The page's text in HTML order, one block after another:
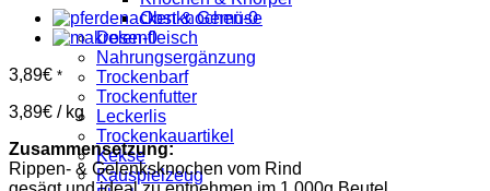
Obst & Gemüse
Dosenfleisch
Nahrungsergänzung
Trockenbarf
Trockenfutter
Leckerlis
Trockenkauartikel
Kekse
Kauspielzeug
3,89€ *
3,89€ / kg
Zusammensetzung:
Rippen- & Gelenksknochen vom Rind